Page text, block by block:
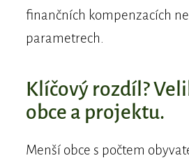
finančních kompenzacích
parametrech.
Klíčový rozdíl?
obce a projektu.
Menší obce s počtem